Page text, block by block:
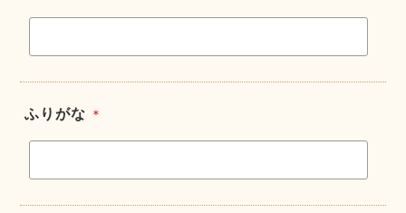
ふりがな ＊